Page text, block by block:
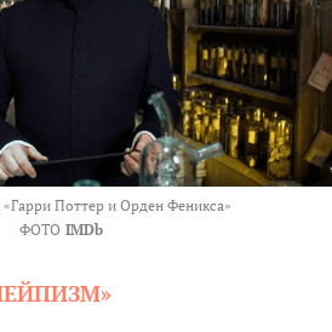
Поттер и Орден Феникса»
ФОТО IMDb